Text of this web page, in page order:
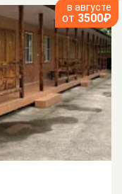
в августе
от 3500₽